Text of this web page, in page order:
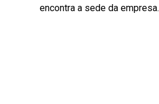
encontra a sede da empresa.